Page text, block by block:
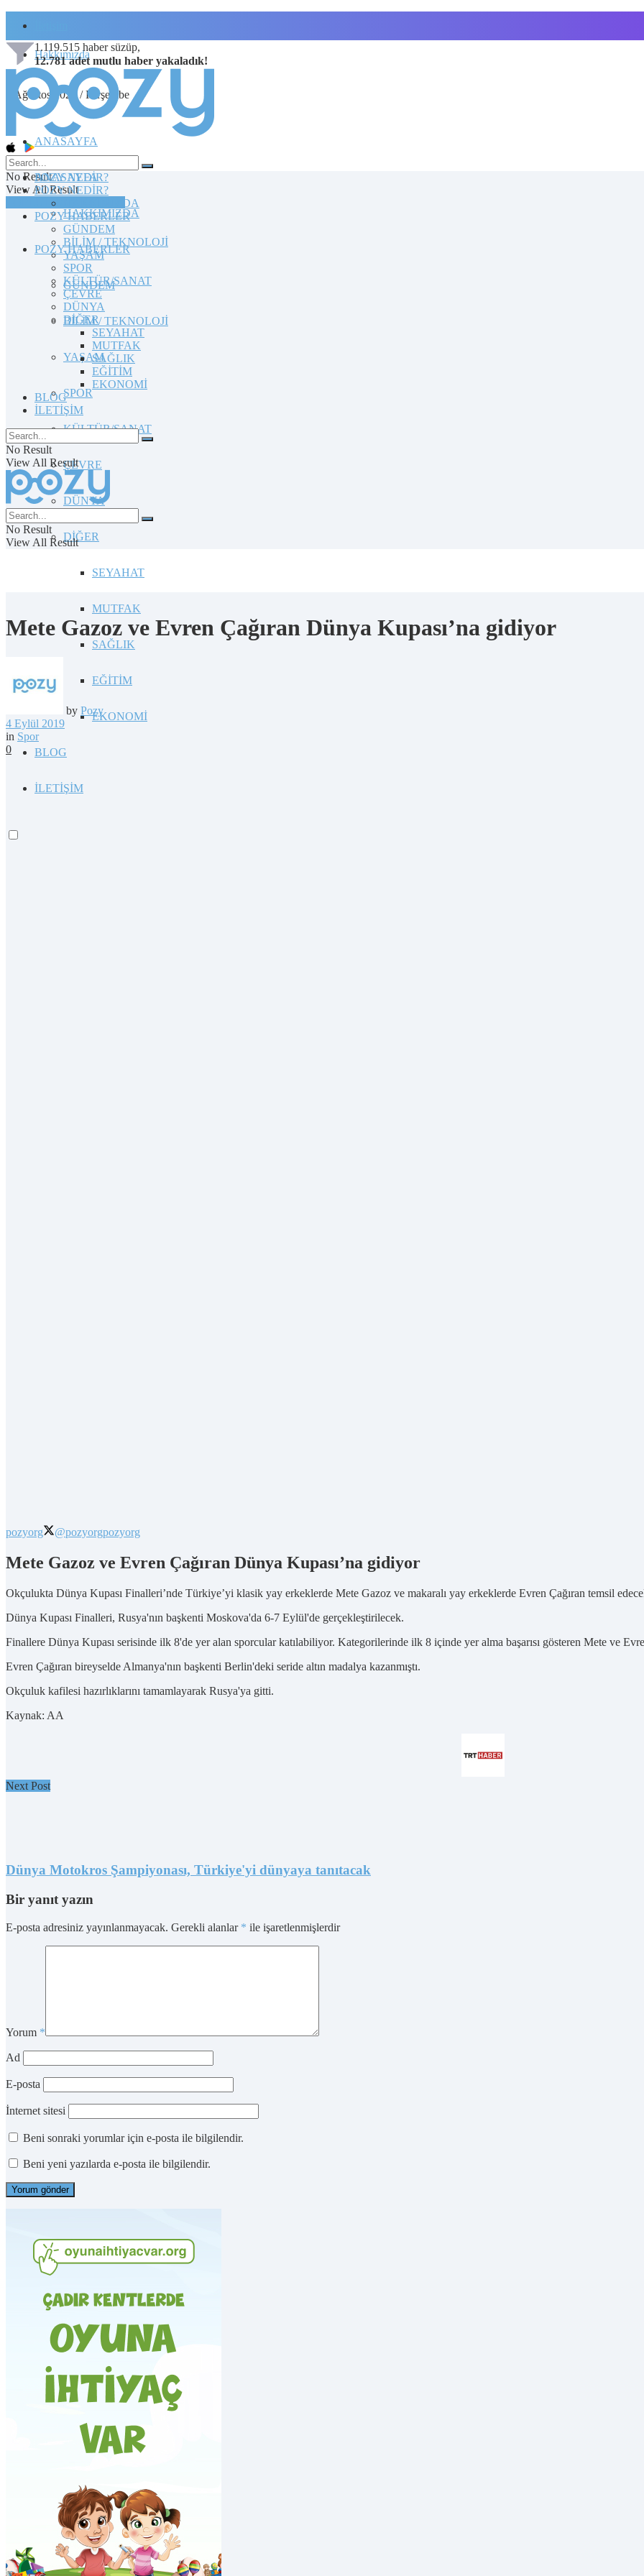
Hakkımızda
6 Ağustos 2026 / Perşembe
1.119.515 haber süzüp,
12.781 adet mutlu haber yakaladık!
No Result
View All Result
TOPLULUĞA KATILIN
ANASAYFA
POZY NEDİR?
HAKKIMIZDA
POZY HABERLER
GÜNDEM
BİLİM / TEKNOLOJİ
YAŞAM
SPOR
KÜLTÜR/SANAT
ÇEVRE
DÜNYA
DİĞER
SEYAHAT
MUTFAK
SAĞLIK
EĞİTİM
EKONOMİ
BLOG
İLETİŞİM
ANASAYFA
POZY NEDİR?
HAKKIMIZDA
POZY HABERLER
GÜNDEM
BİLİM / TEKNOLOJİ
YAŞAM
SPOR
KÜLTÜR/SANAT
ÇEVRE
DÜNYA
DİĞER
SEYAHAT
MUTFAK
SAĞLIK
EĞİTİM
EKONOMİ
BLOG
İLETİŞİM
No Result
View All Result
No Result
View All Result
Mete Gazoz ve Evren Çağıran Dünya Kupası’na gidiyor
by Pozy
4 Eylül 2019
in Spor
0
pozyorg @pozyorgpozyorg
Mete Gazoz ve Evren Çağıran Dünya Kupası’na gidiyor
Okçulukta Dünya Kupası Finalleri’nde Türkiye’yi klasik yay erkeklerde Mete Gazoz ve makaralı yay erkeklerde Evren Çağıran temsil
Dünya Kupası Finalleri, Rusya'nın başkenti Moskova'da 6-7 Eylül'de gerçekleştirilecek.
Finallere Dünya Kupası serisinde ilk 8'de yer alan sporcular katılabiliyor. Kategorilerinde ilk 8 içinde yer alma başarısı gösteren Mete ve
Evren Çağıran bireyselde Almanya'nın başkenti Berlin'deki seride altın madalya kazanmıştı.
Okçuluk kafilesi hazırlıklarını tamamlayarak Rusya'ya gitti.
Kaynak: AA
Next Post
Dünya Motokros Şampiyonası, Türkiye'yi dünyaya tanıtacak
Bir yanıt yazın
E-posta adresiniz yayınlanmayacak. Gerekli alanlar * ile işaretlenmişlerdir
Yorum *
Ad
E-posta
İnternet sitesi
Beni sonraki yorumlar için e-posta ile bilgilendir.
Beni yeni yazılarda e-posta ile bilgilendir.